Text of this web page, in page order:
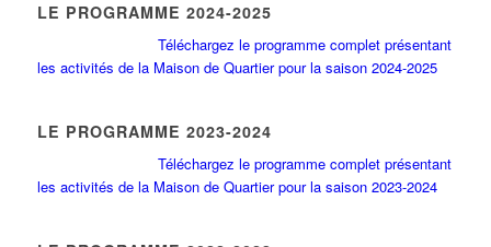
LE PROGRAMME 2024-2025
Téléchargez le programme complet présentant
les activités de la Maison de Quartier pour la saison 2024-2025
LE PROGRAMME 2023-2024
Téléchargez le programme complet présentant
les activités de la Maison de Quartier pour la saison 2023-2024